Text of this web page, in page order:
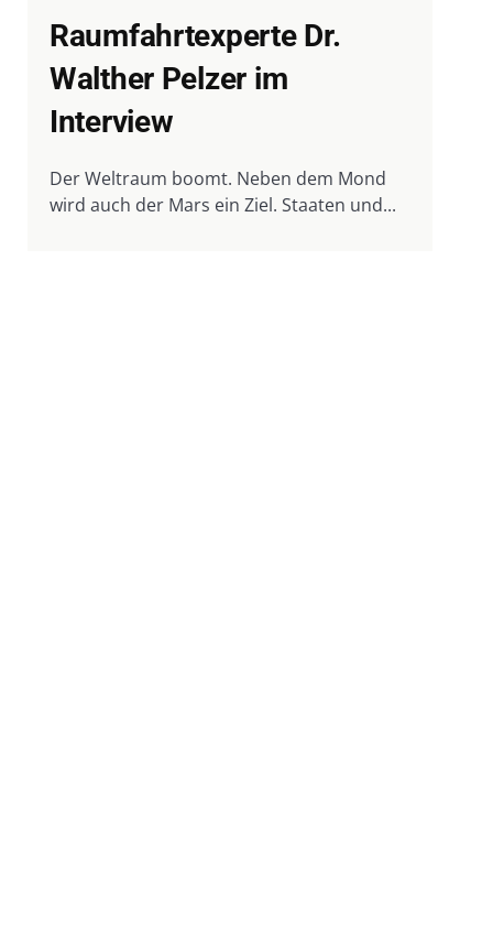
Raumfahrtexperte Dr.
Walther Pelzer im
Interview
Der Weltraum boomt. Neben dem Mond
wird auch der Mars ein Ziel. Staaten und...